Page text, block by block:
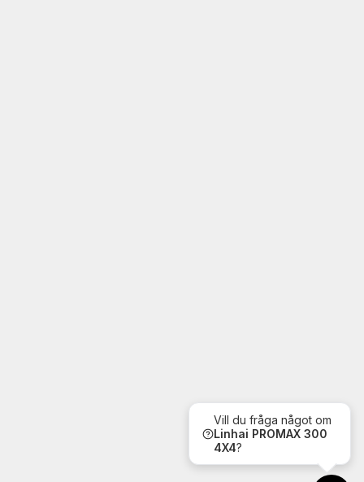
Vill du fråga något om
Linhai PROMAX 300
4X4?